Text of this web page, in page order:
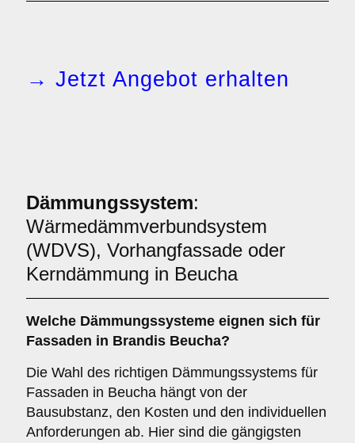
→ Jetzt Angebot erhalten
Dämmungssystem:
Wärmedämmverbundsystem
(WDVS), Vorhangfassade oder
Kerndämmung in Beucha
Welche Dämmungssysteme eignen sich für
Fassaden in Brandis Beucha?
Die Wahl des richtigen Dämmungssystems für
Fassaden in Beucha hängt von der
Bausubstanz, den Kosten und den individuellen
Anforderungen ab. Hier sind die gängigsten